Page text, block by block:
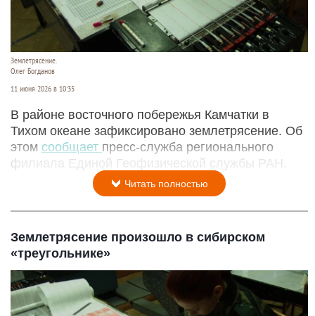
Землетрясение.
Олег Богданов
11 июня 2026 в 10:35
В районе восточного побережья Камчатки в
Тихом океане зафиксировано землетрясение. Об
этом сообщает пресс-служба регионального
филиала Единой Геофизической службы РАН.
Читать полностью
Землетрясение произошло в сибирском
«треугольнике»